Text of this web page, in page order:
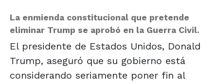
La enmienda constitucional que pretende
eliminar Trump se aprobó en la Guerra Civil.
El presidente de Estados Unidos, Donald
Trump, aseguró que su gobierno está
considerando seriamente poner fin al